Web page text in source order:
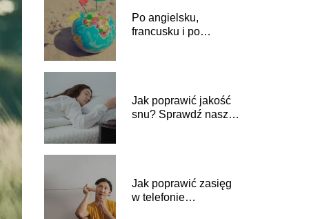
Po angielsku,
francusku i po
Jak poprawić jakość
snu? Sprawdź nasz
Jak poprawić zasięg
w telefonie